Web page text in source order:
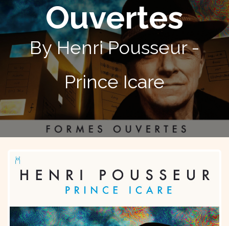
Ouvertes
By Henri Pousseur -
Prince Icare